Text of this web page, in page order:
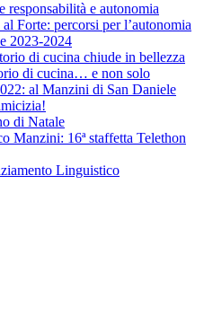
responsabilità e autonomia
Forte: percorsi per l’autonomia
2023-2024
di cucina chiude in bellezza
di cucina… e non solo
al Manzini di San Daniele
di Natale
Manzini: 16ª staffetta Telethon
Linguistico